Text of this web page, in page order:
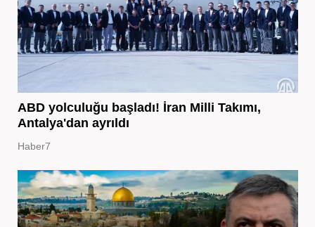
ABD yolculuğu başladı! İran Milli Takımı,
Antalya'dan ayrıldı
Haber7